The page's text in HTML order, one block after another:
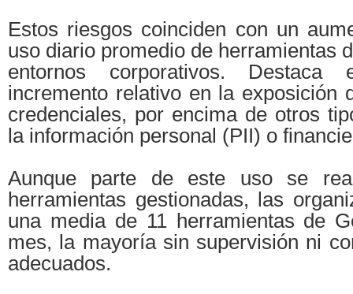
Estos riesgos coinciden con un
uso diario promedio de herramientas
entornos corporativos. Destaca
incremento relativo en la exposición
credenciales, por encima de otros
la información personal (PII) o
Aunque parte de este uso se
herramientas gestionadas, las
una media de 11 herramientas de
mes, la mayoría sin supervisión ni
adecuados.